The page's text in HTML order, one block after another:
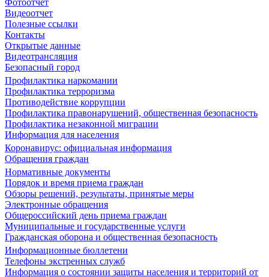
Фотоотчет
Видеоотчет
Полезные ссылки
Контакты
Открытые данные
Видеотрансляция
Безопасный город
Профилактика наркомании
Профилактика терроризма
Противодействие коррупции
Профилактика правонарушений, общественная безопасность
Профилактика незаконной миграции
Информация для населения
Коронавирус: официальная информация
Обращения граждан
Нормативные документы
Порядок и время приема граждан
Обзоры решений, результаты, принятые меры
Электронные обращения
Общероссийский день приема граждан
Муниципальные и государственные услуги
Гражданская оборона и общественная безопасность
Информационные бюллетени
Телефоны экстренных служб
Информация о состоянии защиты населения и территорий от